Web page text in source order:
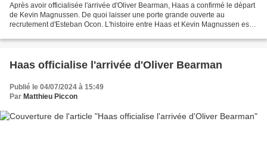
Après avoir officialisée l'arrivée d'Oliver Bearman, Haas a confirmé le départ
de Kevin Magnussen. De quoi laisser une porte grande ouverte au
recrutement d'Esteban Ocon. L'histoire entre Haas et Kevin Magnussen est
Haas officialise l'arrivée d'Oliver Bearman
Publié le 04/07/2024 à 15:49
Par Matthieu Piccon